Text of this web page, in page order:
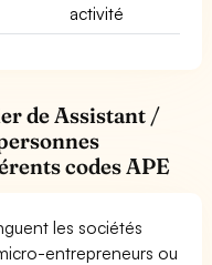
activité
de Assistant /
codes APE
les sociétés
entrepreneurs ou